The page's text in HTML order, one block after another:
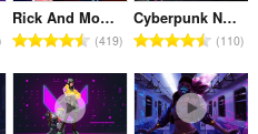
ทั้
ง
ม
ด
ทั้
ง
ม
ด
ะ
แ
น
น
ร
ว
ะ
แ
น
น
ร
ว
Rick And Morty Riding Car
จำ
ว
น
ค
419
Cyberpunk Neon Girl
จำ
ว
น
ค
110